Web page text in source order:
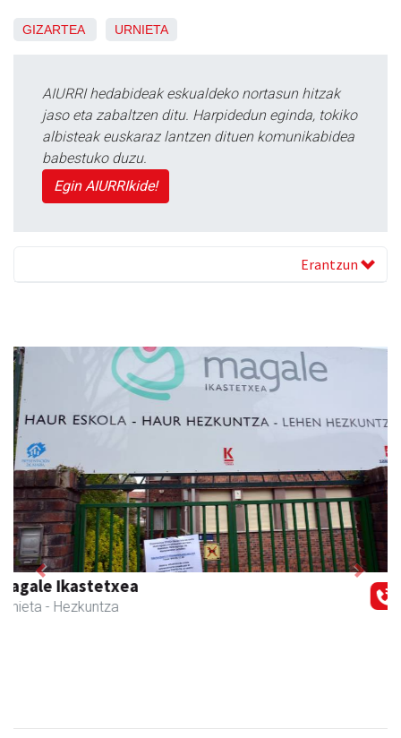
GIZARTEA URNIETA
AIURRI hedabideak eskualdeko nortasun hitzak
jaso eta zabaltzen ditu. Harpidedun eginda, tokiko
albisteak euskaraz lantzen dituen komunikabidea
babestuko duzu.
Egin AIURRIkide!
Erantzun
Previous Next